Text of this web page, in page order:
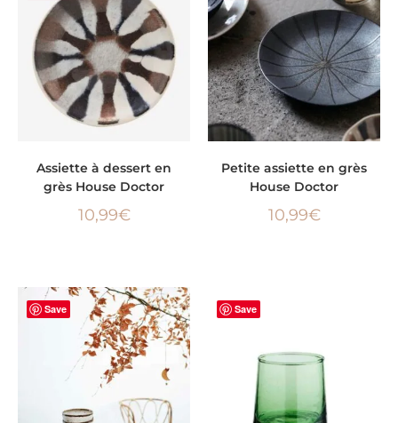
Assiette à dessert en
grès House Doctor
10,99€
Petite assiette en grès
House Doctor
10,99€
Save Save